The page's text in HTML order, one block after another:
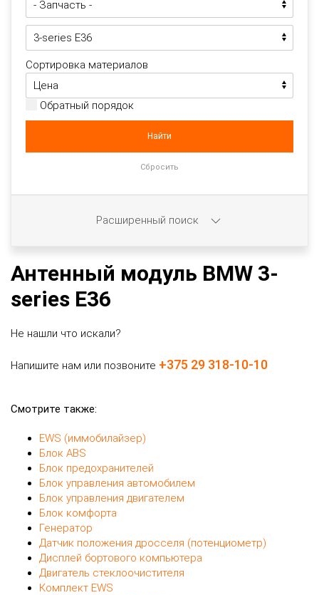
Антенный модуль BMW 3-
series E36
Не нашли что искали?
Напишите нам или позвоните +375 29 318-10-10
Смотрите также:
EWS (иммобилайзер)
Блок ABS
Блок предохранителей
Блок управления автомобилем
Блок управления двигателем
Блок комфорта
Генератор
Датчик положения дросселя (потенциометр)
Дисплей бортового компьютера
Двигатель стеклоочистителя
Комплект EWS
Сортировка материалов
Обратный порядок
Расширенный поиск